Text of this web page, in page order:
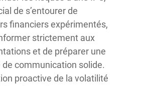
de s’entourer de
financiers expérimentés,
strictement aux
et de préparer une
communication solide.
proactive de la volatilité